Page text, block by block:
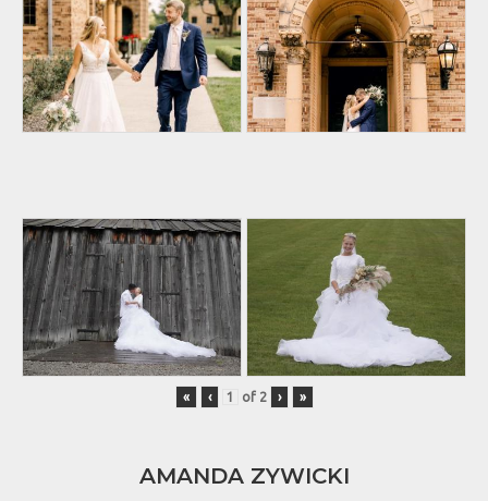
« ‹ of 2 › »
AMANDA ZYWICKI